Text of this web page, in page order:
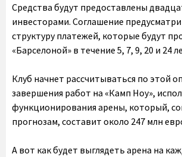
Средства будут предоставлены
инвесторами. Соглашение
структуру платежей, которые будут
«Барселоной» в течение 5, 7, 9, 20 и 24
Клуб начнет рассчитываться по этой
завершения работ на «Камп Ноу»,
функционирования арены, который,
прогнозам, составит около 247 млн
А вот как будет выглядеть арена на